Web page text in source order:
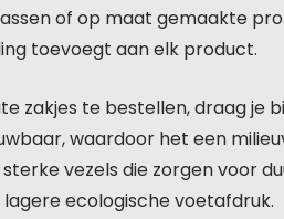
of op maat gemaakte
toevoegt aan elk product.
zakjes te bestellen, draag je
waardoor het een
vezels die zorgen voor
lagere ecologische voetafdruk.